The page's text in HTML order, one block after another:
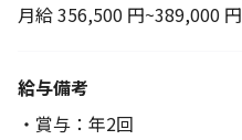
月給 356,500 円~389,000 円
給与備考
・賞与：年2回